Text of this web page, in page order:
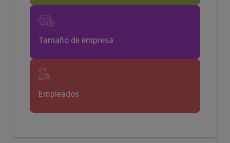
Tamaño de empresa
Empleados